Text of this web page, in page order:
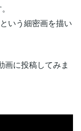
いう細密画を描い
画に投稿してみま